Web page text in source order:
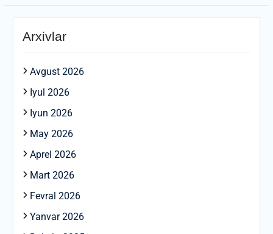
Arxivlar
Avgust 2026
Iyul 2026
Iyun 2026
May 2026
Aprel 2026
Mart 2026
Fevral 2026
Yanvar 2026